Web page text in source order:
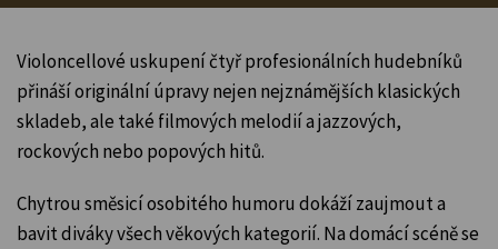
Violoncellové uskupení čtyř profesionálních hudebníků
přináší originální úpravy nejen nejznámějších klasických
skladeb, ale také filmových melodií a jazzových,
rockových nebo popových hitů.
Chytrou směsicí osobitého humoru dokáží zaujmout a
bavit diváky všech věkových kategorií. Na domácí scéně se